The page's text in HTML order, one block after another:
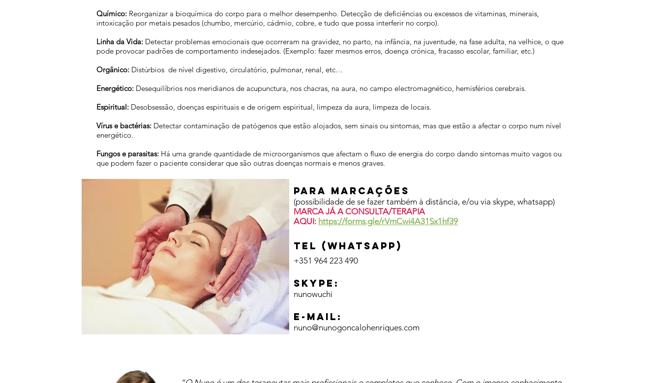
Químico: Reorganizar a bioquímica do corpo para o melhor desempenho. Detecção de deficiências ou excessos de vitaminas, minerais,
intoxicação por metais pesados (chumbo, mercúrio, cádmio, cobre, e tudo que possa interferir no corpo).
Linha da Vida: Detectar problemas emocionais que ocorreram na gravidez, no parto, na infância, na juventude, na fase adulta, na velhice, o que
pode provocar padrões de comportamento indesejados. (Exemplo: fazer mesmos erros, doença crónica, fracasso escolar, familiar, etc.)
Orgânico: Distúrbios de nível digestivo, circulatório, pulmonar, renal, etc…
Energético: Desequilíbrios nos meridianos de acupunctura, nos chacras, na aura, no campo electromagnético, hemisférios cerebrais.
Espiritual: Desobsessão, doenças espirituais e de origem espiritual, limpeza da aura, limpeza de locais.
Vírus e bactérias: Detectar contaminação de patógenos que estão alojados, sem sinais ou sintomas, mas que estão a afectar o corpo num nível
energético.
Fungos e parasitas: Há uma grande quantidade de microorganismos que afectam o fluxo de energia do corpo dando sintomas muito vagos ou
que podem fazer o paciente considerar que são outras doenças normais e menos graves.
PARA MARCAÇÕES
(possibilidade de se fazer também à distância, e/ou via skype, whatsapp)
MARCA JÁ A CONSULTA/TERAPIA
AQUI: https://forms.gle/rVmCwi4A31Sx1hf39
TEL (WhatsApp)
+351 964 223 490
SKYPE:
nunowuchi
E-MAIL:
nuno@nunogoncalohenriques.com